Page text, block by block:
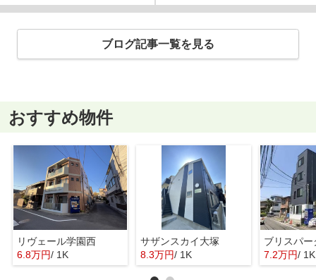
ブログ記事一覧を見る
おすすめ物件
リヴェール学園西
6.8万円/ 1K
サザンスカイ大塚
8.3万円/ 1K
ブリスパー
7.2万円/ 1K